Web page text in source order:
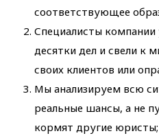
соответствующее
Специалисты
десятки дел и свели к
своих клиентов или
Мы анализируем всю
реальные шансы, а не
кормят другие юристы;